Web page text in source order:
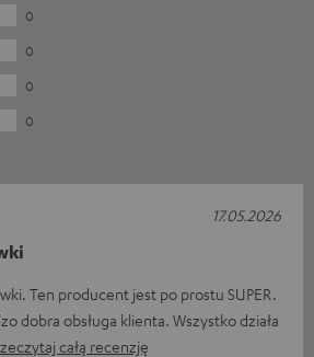
0
0
0
0
Ten producent jest po prostu SUPER.
dobra obsługa klienta. Wszystko działa
całą recenzję
17.05.2026